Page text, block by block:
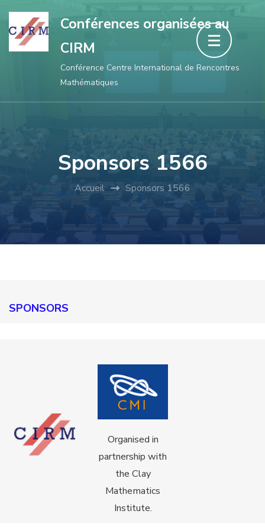
Aller
au
contenu
Conférences organisées au
CIRM
Conférence Centre International de Rencontres
Mathématiques
Sponsors 1566
Accueil Sponsors 1566
SPONSORS
Organised in
partnership with
the Clay
Mathematics
Institute.